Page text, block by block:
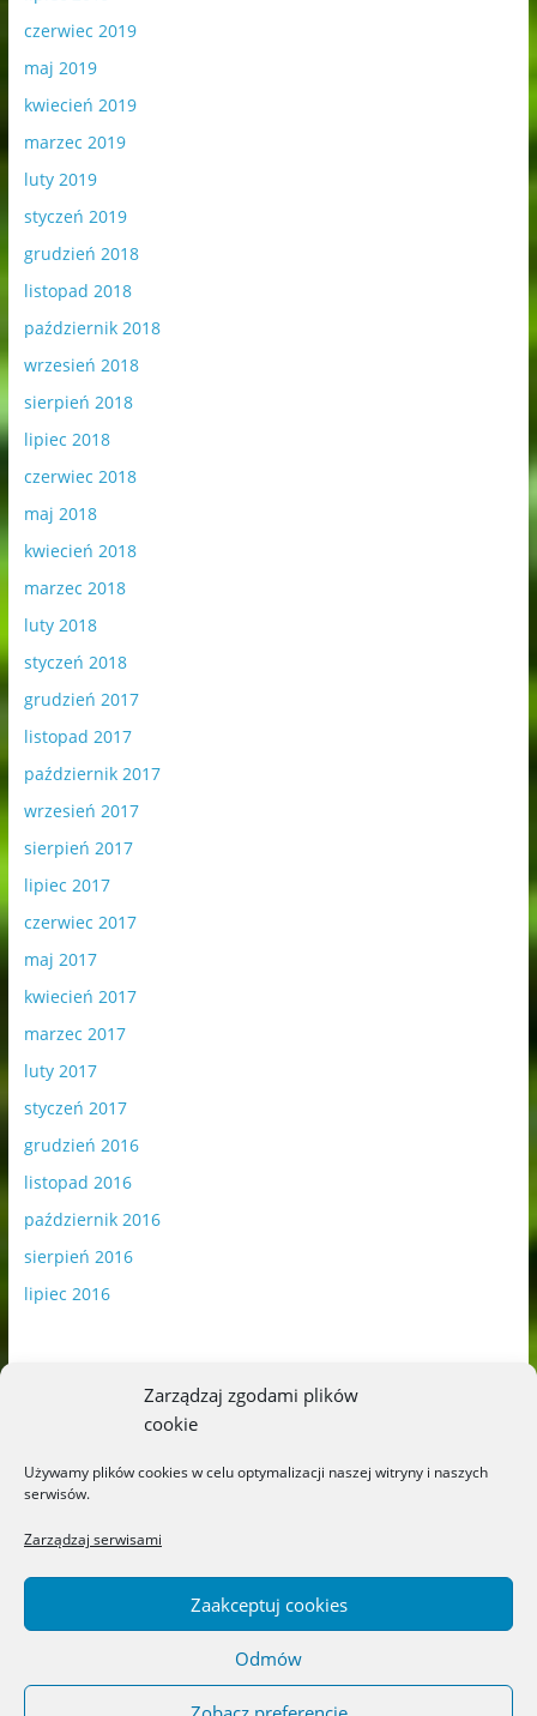
Zarządzaj zgodami plików
cookie
Używamy plików cookies w celu optymalizacji naszej witryny i naszych
serwisów.
Zarządzaj serwisami
Zaakceptuj cookies
Odmów
czerwiec 2019
maj 2019
kwiecień 2019
marzec 2019
luty 2019
styczeń 2019
grudzień 2018
listopad 2018
październik 2018
wrzesień 2018
sierpień 2018
lipiec 2018
czerwiec 2018
maj 2018
kwiecień 2018
marzec 2018
luty 2018
styczeń 2018
grudzień 2017
listopad 2017
październik 2017
wrzesień 2017
sierpień 2017
lipiec 2017
czerwiec 2017
maj 2017
kwiecień 2017
marzec 2017
luty 2017
styczeń 2017
grudzień 2016
listopad 2016
październik 2016
sierpień 2016
lipiec 2016
Blog o książkach dla dzieci i młodzieży –
recenzje i rekomendacje. All rights reserved.